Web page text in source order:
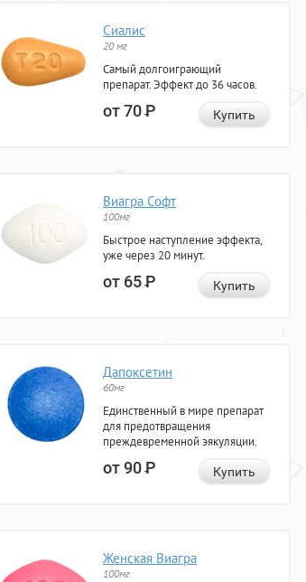
Сиалис
20 мг
Самый долгоиграющий
препарат. Эффект до 36 часов.
от 70Р Купить
Виагра Софт
100мг
Быстрое наступление эффекта,
уже через 20 минут.
от 65Р Купить
Дапоксетин
60мг
Единственный в мире препарат
для предотвращения
преждевременной эякуляции.
от 90Р Купить
Женская Виагра
100мг